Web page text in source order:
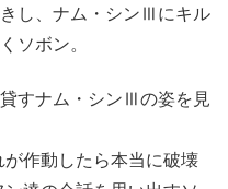
し、ナム・シンⅢにキル
ソボン。
すナム・シンⅢの姿を見
作動したら本当に破壊